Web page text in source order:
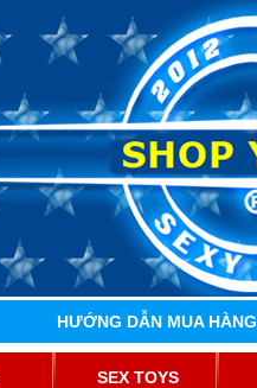
HƯỚNG DẪN MUA HÀNG
SEX TOYS